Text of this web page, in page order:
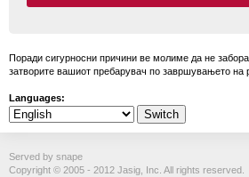
Поради сигурносни причини ве молиме да не
затворите вашиот пребарувач по завршувањето на
Languages:
Served by snape
Copyright © 2005 - 2012 Jasig, Inc. All rights reserved.